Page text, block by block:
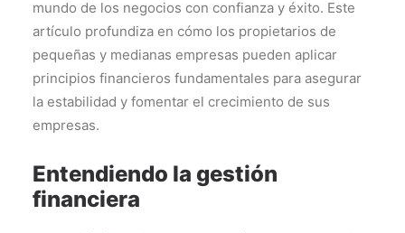
mundo de los negocios con confianza y éxito. Este
artículo profundiza en cómo los propietarios de
pequeñas y medianas empresas pueden aplicar
principios financieros fundamentales para asegurar
la estabilidad y fomentar el crecimiento de sus
empresas.
Entendiendo la gestión
financiera